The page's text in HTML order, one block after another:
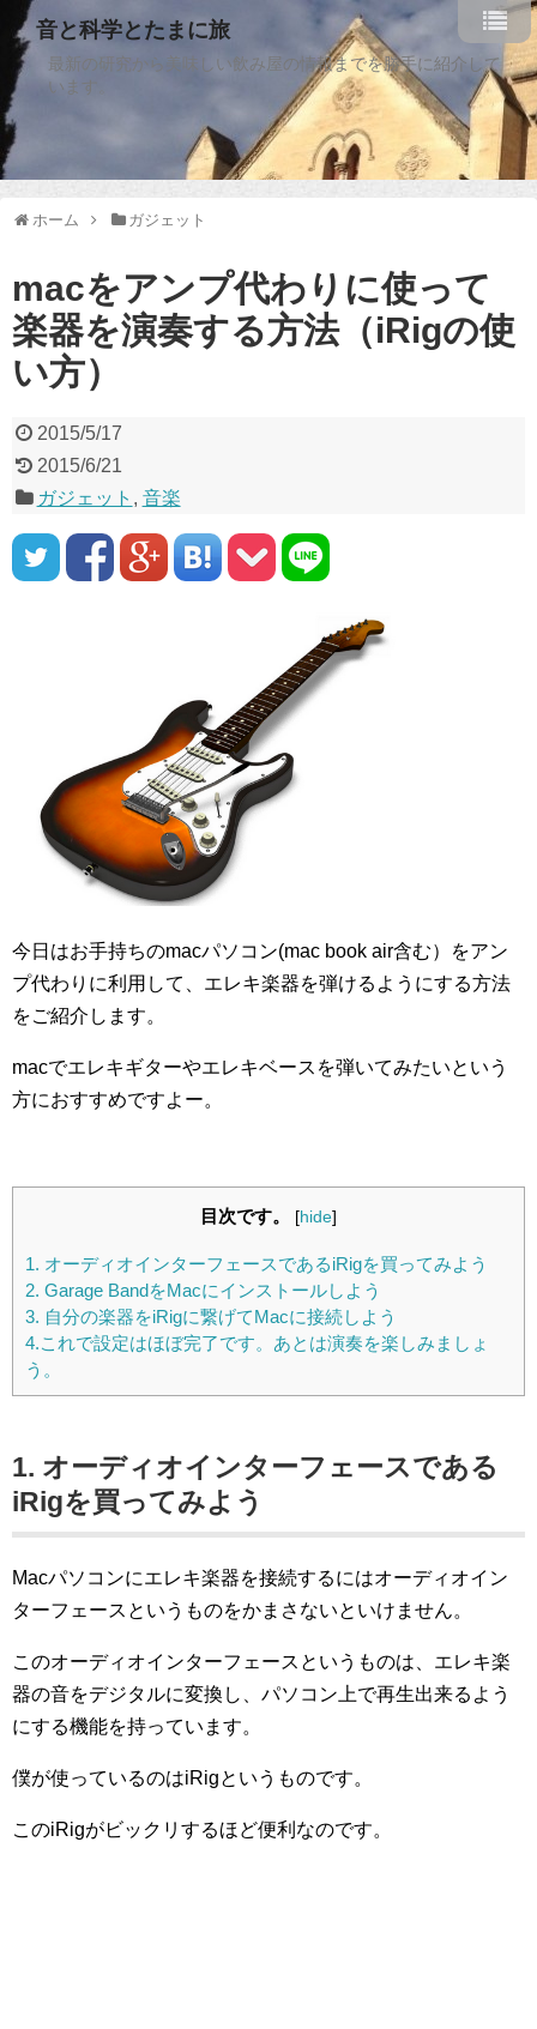
音と科学とたまに旅
最新の研究から美味しい飲み屋の情報までを勝手に紹介して
います。
ホーム ガジェット
macをアンプ代わりに使って
楽器を演奏する方法（iRigの使
い方）
2015/5/17
2015/6/21
ガジェット , 音楽
今日はお手持ちのmacパソコン(mac book air含む）をアン
プ代わりに利用して、エレキ楽器を弾けるようにする方法
をご紹介します。
macでエレキギターやエレキベースを弾いてみたいという
方におすすめですよー。
目次です。 [hide]
1. オーディオインターフェースであるiRigを買ってみよう
2. Garage BandをMacにインストールしよう
3. 自分の楽器をiRigに繋げてMacに接続しよう
4.これで設定はほぼ完了です。あとは演奏を楽しみましょ
う。
1. オーディオインターフェースである
iRigを買ってみよう
Macパソコンにエレキ楽器を接続するにはオーディオイン
ターフェースというものをかまさないといけません。
このオーディオインターフェースというものは、エレキ楽
器の音をデジタルに変換し、パソコン上で再生出来るよう
にする機能を持っています。
僕が使っているのはiRigというものです。
このiRigがビックリするほど便利なのです。